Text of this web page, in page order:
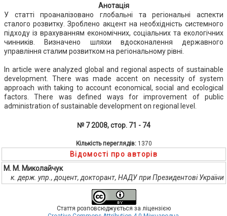
Анотація
У статті проаналізовано глобальні та регіональні аспекти
сталого розвитку. Зроблено акцент на необхідність системного
підходу із врахуванням економічних, соціальних та екологічних
чинників. Визначено шляхи вдосконалення державного
управління сталим розвитком на регіональному рівні.
In article were analyzed global and regional aspects of sustainable
development. There was made accent on necessity of system
approach with taking to account economical, social and ecological
factors. There was defined ways for improvement of public
administration of sustainable development on regional level.
№ 7 2008, стор. 71 - 74
Кількість переглядів: 1370
Відомості про авторів
М. М. Миколайчук
к. держ. упр., доцент, докторант, НАДУ при Президентові України
Стаття розповсюджується за ліцензією